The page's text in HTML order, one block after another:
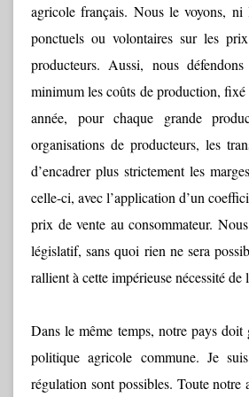
agricole français. Nous le voyons,
ponctuels ou volontaires sur les
producteurs. Aussi, nous
minimum les coûts de production, fixé
année, pour chaque grande
organisations de producteurs, les
d’encadrer plus strictement les
celle-ci, avec l’application d’un
prix de vente au consommateur.
législatif, sans quoi rien ne sera
rallient à cette impérieuse nécessité de
Dans le même temps, notre pays
politique agricole commune. Je
régulation sont possibles. Toute